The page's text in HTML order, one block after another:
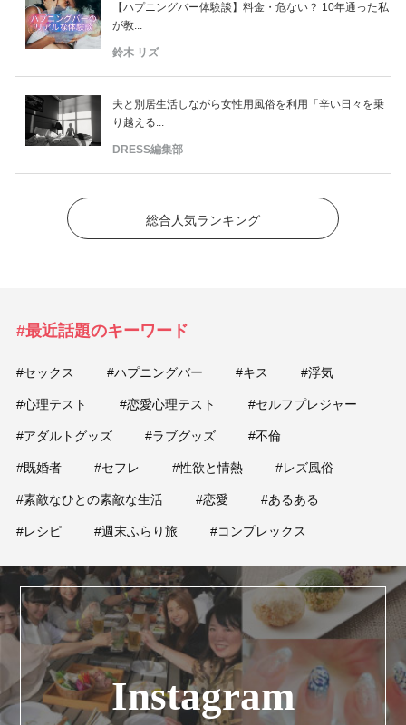
【ハプニングバー体験談】料金・危ない？ 10年通った私
が教...
鈴木 リズ
夫と別居生活しながら女性用風俗を利用「辛い日々を乗
り越える...
DRESS編集部
総合人気ランキング
#最近話題のキーワード
#セックス #ハプニングバー #キス #浮気
#心理テスト #恋愛心理テスト #セルフプレジャー
#アダルトグッズ #ラブグッズ #不倫
#既婚者 #セフレ #性欲と情熱 #レズ風俗
#素敵なひとの素敵な生活 #恋愛 #あるある
#レシピ #週末ふらり旅 #コンプレックス
Instagram